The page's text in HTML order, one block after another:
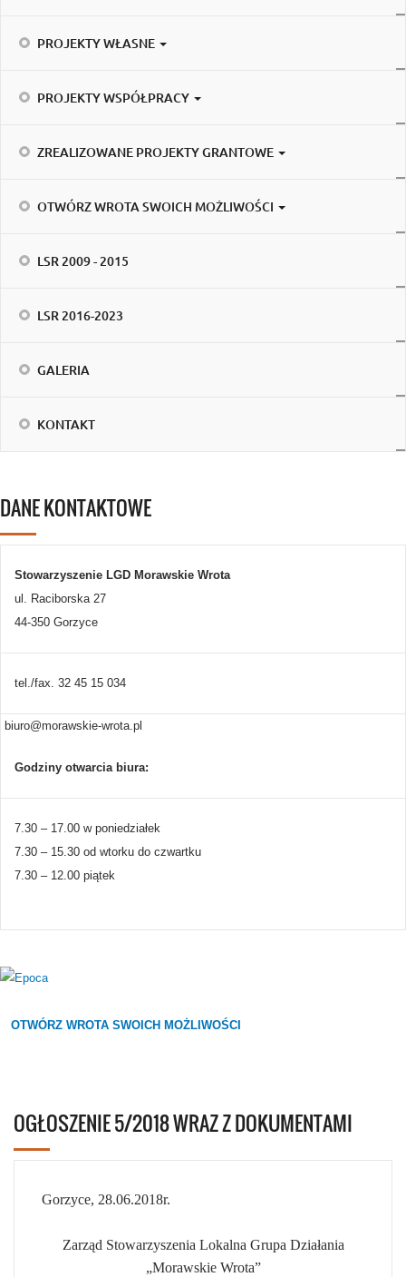
PROJEKTY WŁASNE
PROJEKTY WSPÓŁPRACY
ZREALIZOWANE PROJEKTY GRANTOWE
OTWÓRZ WROTA SWOICH MOŻLIWOŚCI
LSR 2009 - 2015
LSR 2016-2023
GALERIA
KONTAKT
DANE KONTAKTOWE
Stowarzyszenie LGD Morawskie Wrota
ul. Raciborska 27
44-350 Gorzyce
tel./fax. 32 45 15 034
biuro@morawskie-wrota.pl
Godziny otwarcia biura:
7.30 – 17.00 w poniedziałek
7.30 – 15.30 od wtorku do czwartku
7.30 – 12.00 piątek
OTWÓRZ WROTA SWOICH MOŻLIWOŚCI
OGŁOSZENIE 5/2018 WRAZ Z DOKUMENTAMI
Gorzyce, 28.06.2018r.
Zarząd Stowarzyszenia Lokalna Grupa Działania
„Morawskie Wrota”